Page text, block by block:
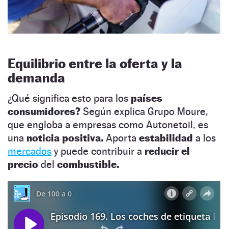
Equilibrio entre la oferta y la
demanda
¿Qué significa esto para los países
consumidores? Según explica Grupo Moure,
que engloba a empresas como Autonetoil, es
una noticia positiva. Aporta estabilidad a los
mercados y puede contribuir a reducir el
precio del combustible.